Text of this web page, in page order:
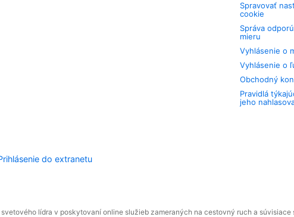
Spravovať
cookie
Správa
mieru
Vyhlásenie o
Vyhlásenie o
Obchodný
Pravidlá
jeho
do extranetu
lídra v poskytovaní online služieb zameraných na cestovný ruch a súvisiace